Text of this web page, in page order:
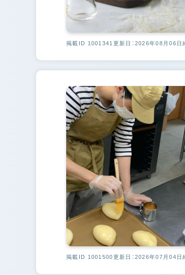
掲載ID 1001341 更新日：2026年08月06日
掲載ID 1001500更新日：2026年07月04日